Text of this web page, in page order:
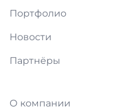
Портфолио
Новости
Партнёры
О компании